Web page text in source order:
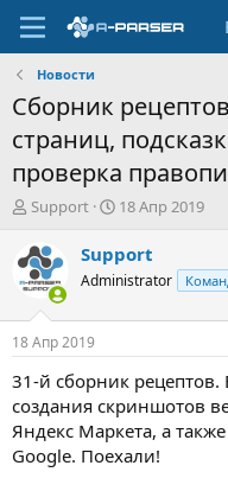
Новости
Сборник
страниц,
проверка
А
т
о
р
т
е
м
ы
Support
Д
т
а
н
а
л
18 Апр 2019
Support
Administrator
18 Апр 2019
31-й сборник рецептов.
создания скриншотов
Яндекс Маркета, а
Google. Поехали!